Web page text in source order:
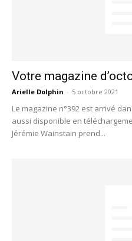
Votre magazine
Arielle Dolphin - 5 octobre 2021
Le magazine n°392 est arrivé
aussi disponible en
Jérémie Wainstain prend...